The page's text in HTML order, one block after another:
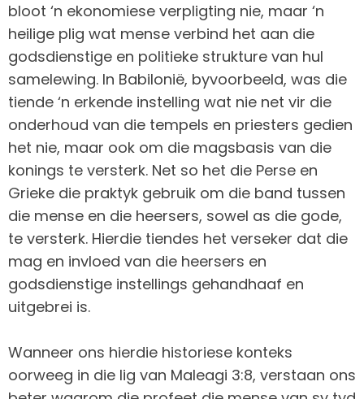
bloot ‘n ekonomiese verpligting nie, maar ‘n
heilige plig wat mense verbind het aan die
godsdienstige en politieke strukture van hul
samelewing. In Babilonië, byvoorbeeld, was die
tiende ‘n erkende instelling wat nie net vir die
onderhoud van die tempels en priesters gedien
het nie, maar ook om die magsbasis van die
konings te versterk. Net so het die Perse en
Grieke die praktyk gebruik om die band tussen
die mense en die heersers, sowel as die gode,
te versterk. Hierdie tiendes het verseker dat die
mag en invloed van die heersers en
godsdienstige instellings gehandhaaf en
uitgebrei is.
Wanneer ons hierdie historiese konteks
oorweeg in die lig van Maleagi 3:8, verstaan ons